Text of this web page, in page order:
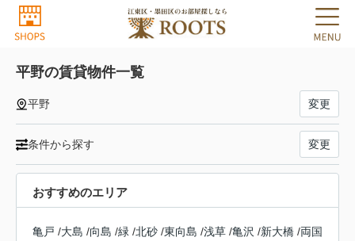
平野の賃貸物件一覧
平野 変更
条件から探す 変更
おすすめのエリア
亀戸 /大島 /向島 /緑 /北砂 /東向島 /浅草 /亀沢 /新大橋 /両国